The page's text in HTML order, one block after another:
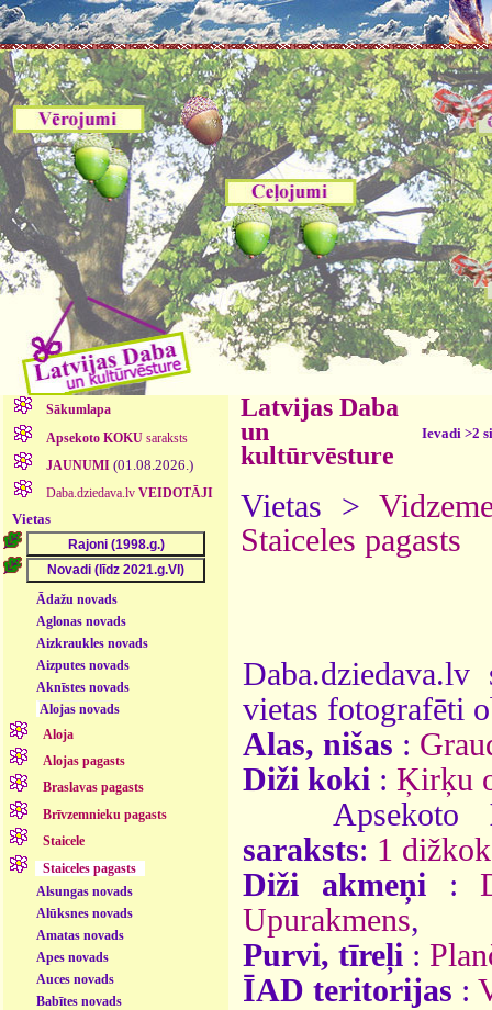
Sākumlapa
Apsekoto KOKUsaraksts
JAUNUMI (01.08.2026.)
Daba.dziedava.lv VEIDOTĀJI
Vietas
Ādažu novads
Aglonas novads
Aizkraukles novads
Aizputes novads
Aknīstes novads
Alojas novads
Aloja
Alojas pagasts
Braslavas pagasts
Brīvzemnieku pagasts
Staicele
Staiceles pagasts
Alsungas novads
Alūksnes novads
Amatas novads
Apes novads
Auces novads
Babītes novads
Latvijas Daba
un
kultūrvēsture
Ievadi >2
Vietas >
Staiceles pagasts
vietas fotografēti
Alas, nišas :
Diži koki : Ķirķu
Apsekoto
saraksts: 1
Diži akmeņi :
Upurakmens,
Purvi, tīreļi :
ĪAD teritorijas :